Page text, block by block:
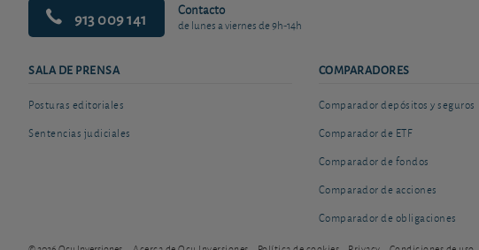
913 009 141 Contacto
de lunes a viernes de 9h-14h
SALA DE PRENSA
Posturas editoriales
Sentencias judiciales
COMPARADORES
Comparador depósitos y seguros
Comparador de ETF
Comparador de fondos
Comparador de acciones
Comparador de obligaciones